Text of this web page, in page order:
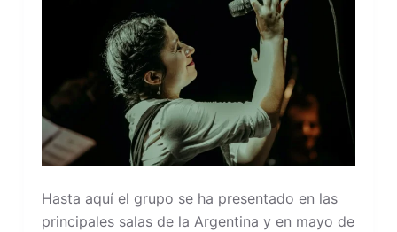
Hasta aquí el grupo se ha presentado en las
principales salas de la Argentina y en mayo de